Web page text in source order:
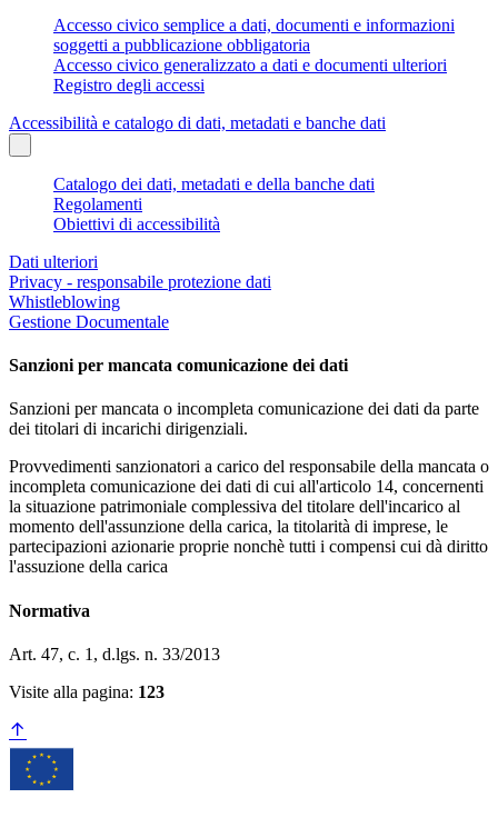
Accesso civico semplice a dati, documenti e informazioni
soggetti a pubblicazione obbligatoria
Accesso civico generalizzato a dati e documenti ulteriori
Registro degli accessi
Accessibilità e catalogo di dati, metadati e banche dati
Catalogo dei dati, metadati e della banche dati
Regolamenti
Obiettivi di accessibilità
Dati ulteriori
Privacy - responsabile protezione dati
Whistleblowing
Gestione Documentale
Sanzioni per mancata comunicazione dei dati
Sanzioni per mancata o incompleta comunicazione dei dati da parte
dei titolari di incarichi dirigenziali.
Provvedimenti sanzionatori a carico del responsabile della mancata o
incompleta comunicazione dei dati di cui all'articolo 14, concernenti
la situazione patrimoniale complessiva del titolare dell'incarico al
momento dell'assunzione della carica, la titolarità di imprese, le
partecipazioni azionarie proprie nonchè tutti i compensi cui dà diritto
l'assuzione della carica
Normativa
Art. 47, c. 1, d.lgs. n. 33/2013
Visite alla pagina: 123